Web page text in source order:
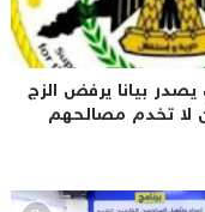
بيانا يرفض الزج
تخدم مصالحهم